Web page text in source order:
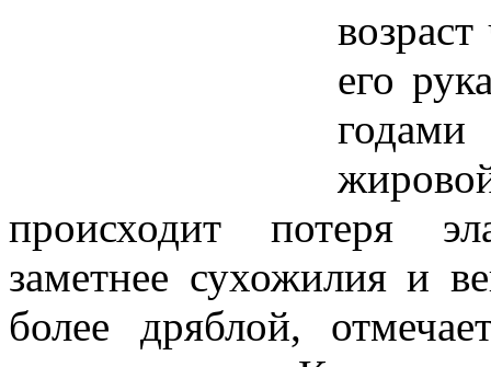
его
происходит потеря
заметнее сухожилия и
более дряблой,